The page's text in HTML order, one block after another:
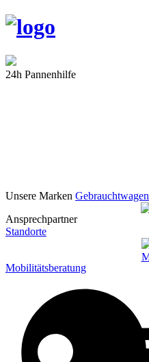
24h Pannenhilfe
Unsere Marken Gebrauchtwagen
Ansprechpartner
Standorte
Mobilitätsberatung